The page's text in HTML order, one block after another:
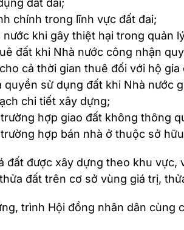
chính trong lĩnh vực đất đai;
khi gây thiệt hại trong quản
đất khi Nhà nước công nhận
cả thời gian thuê đối với hộ gia
quyền sử dụng đất khi Nhà
chi tiết xây dựng;
hợp giao đất không thông
hợp bán nhà ở thuộc sở
đất được xây dựng theo khu
đất trên cơ sở vùng giá trị,
trình Hội đồng nhân dân